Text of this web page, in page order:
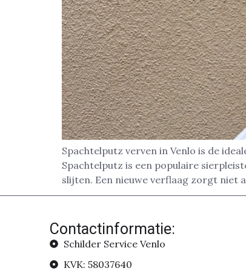
Spachtelputz verven in Venlo is de
Spachtelputz is een populaire
slijten. Een nieuwe verflaag zorgt niet
Contactinformatie:
Schilder Service Venlo
KVK: 58037640